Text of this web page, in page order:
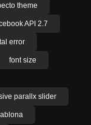
theme
API 2.7
error
font size
parallx slider